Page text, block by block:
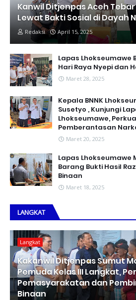
Kanwil Ditjenpas Aceh
Lewat Bakti Sosial di Dayah
Redaksi April 15, 2025
Lapas Lhokseumawe
Hari Raya Nyepi dan
Maret 28, 2025
Kepala BNNK
Susetyo , Kunjungi
Lhokseumawe,
Pemberantasan
Maret 20, 2025
Lapas Lhokseumawe
Barang Bukti Hasil
Binaan
Maret 18, 2025
LANGKAT
Langkat
Kakanwil Ditjenpas Sumut
Pemuda Kelas III Langkat,
Pemasyarakatan dan
Binaan